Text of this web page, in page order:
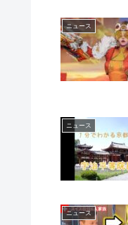
ニュース
ニュース
ニュース